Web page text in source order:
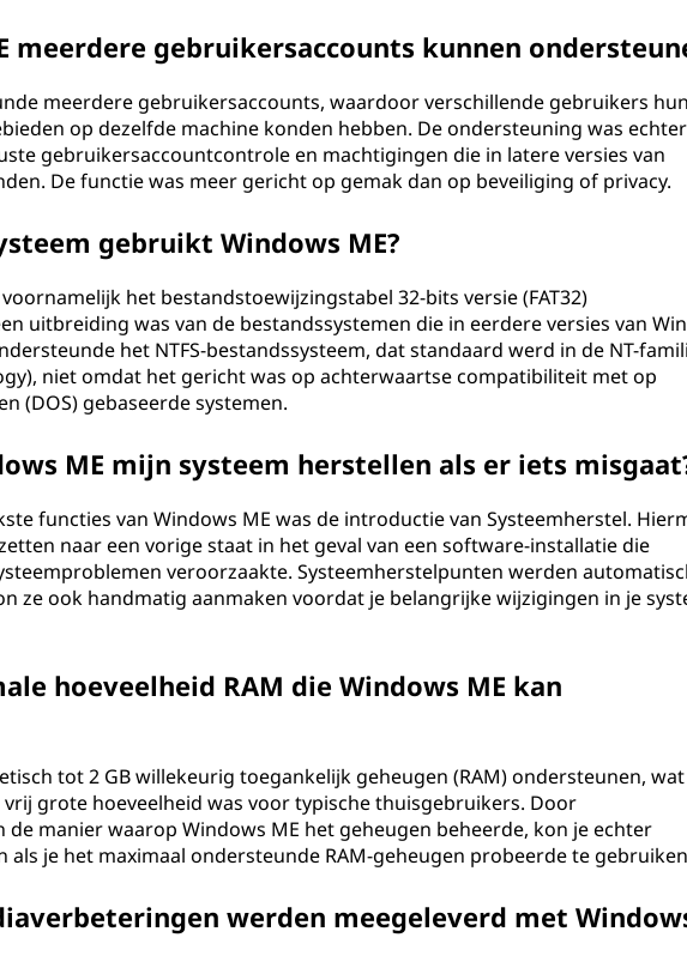
meerdere gebruikersaccounts kunnen
meerdere gebruikersaccounts, waardoor verschillende gebruikers hun
op dezelfde machine konden hebben. De ondersteuning was echter
gebruikersaccountcontrole en machtigingen die in latere versies van
De functie was meer gericht op gemak dan op beveiliging of privacy.
gebruikt Windows ME?
het bestandstoewijzingstabel 32-bits versie (FAT32)
uitbreiding was van de bestandssystemen die in eerdere versies van
het NTFS-bestandssysteem, dat standaard werd in de NT-
niet omdat het gericht was op achterwaartse compatibiliteit met op
(DOS) gebaseerde systemen.
ME mijn systeem herstellen als er iets
functies van Windows ME was de introductie van Systeemherstel.
naar een vorige staat in het geval van een software-installatie die
veroorzaakte. Systeemherstelpunten werden
ze ook handmatig aanmaken voordat je belangrijke wijzigingen in je
hoeveelheid RAM die Windows ME kan
tot 2 GB willekeurig toegankelijk geheugen (RAM) ondersteunen,
vrij grote hoeveelheid was voor typische thuisgebruikers. Door
de manier waarop Windows ME het geheugen beheerde, kon je echter
als je het maximaal ondersteunde RAM-geheugen probeerde te
werden meegeleverd met